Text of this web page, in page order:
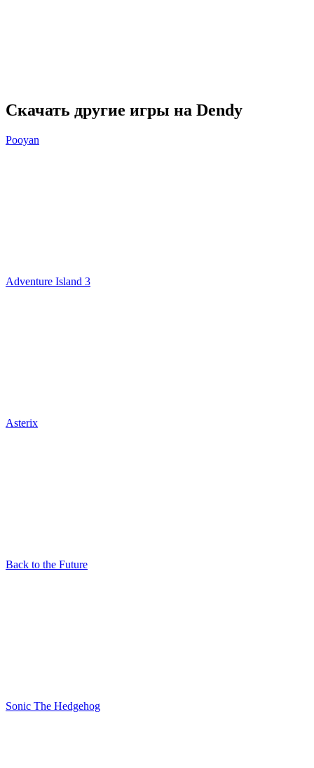
Скачать другие игры на Dendy
Pooyan
Adventure Island 3
Asterix
Back to the Future
Sonic The Hedgehog